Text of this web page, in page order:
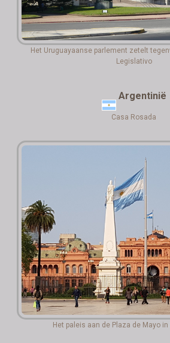
Het Uruguayaanse parlement zetelt
Legislativo
Argentinië
Casa Rosada
Het paleis aan de Plaza de Mayo